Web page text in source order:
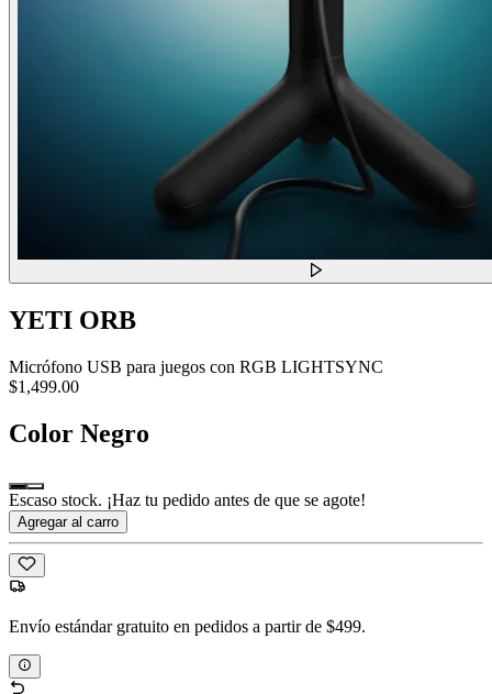
YETI ORB
Micrófono USB para juegos con RGB LIGHTSYNC
$1,499.00
Color Negro
Escaso stock. ¡Haz tu pedido antes de que se agote!
Agregar al carro
Envío estándar gratuito en pedidos a partir de $499.